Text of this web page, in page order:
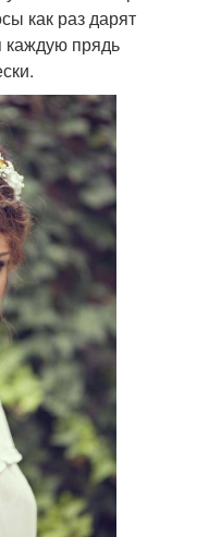
как раз дарят
каждую прядь